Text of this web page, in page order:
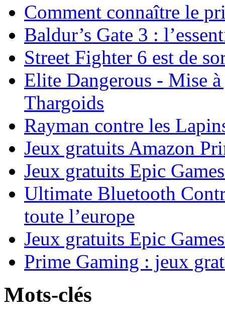
Comment connaître le
Baldur’s Gate 3 :
Street Fighter 6 est de
Elite Dangerous - Mise
Thargoids
Rayman contre les
Jeux gratuits Amazon
Jeux gratuits Epic
Ultimate Bluetooth
toute l’europe
Jeux gratuits Epic
Prime Gaming : jeux
Mots-clés